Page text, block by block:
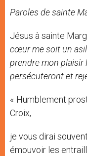
Paroles de sainte
Jésus à sainte
cœur me soit un
prendre mon plaisir
persécuteront et
« Humblement
Croix,
je vous dirai
émouvoir les